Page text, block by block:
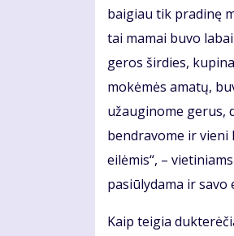
baigiau tik pradinę
tai mamai buvo
geros širdies,
mokėmės amatų,
užauginome gerus,
bendravome ir vieni
eilėmis“, –
pasiūlydama ir savo
Kaip teigia